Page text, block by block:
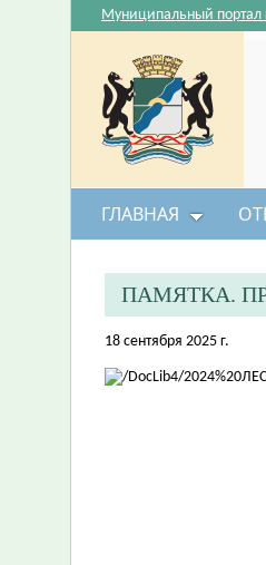
Муниципальный портал
ГЛАВНАЯ
ПАМЯТКА.
18 сентября 2025 г.